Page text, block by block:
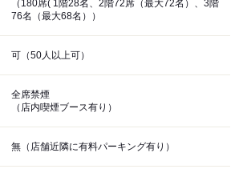
（180席( 1階28名、2階72席（最大72名）、3階
76名（最大68名））
可（50人以上可）
全席禁煙
（店内喫煙ブース有り）
無（店舗近隣に有料パーキング有り）